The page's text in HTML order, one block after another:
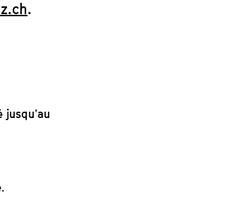
.